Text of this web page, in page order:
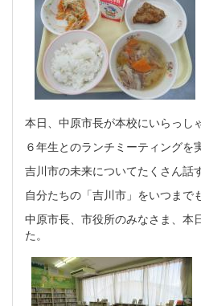
本日、中原市長が本校にいらっし
６年生とのランチミーティングを
吉川市の未来についてたくさん話
自分たちの「吉川市」をいつまで
中原市長、市役所のみなさま、本
た。